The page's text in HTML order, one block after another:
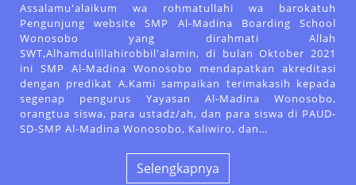
Assalamu'alaikum wa rohmatullahi wa barokatuh
Pengunjung website SMP Al-Madina Boarding School
Wonosobo yang dirahmati Allah
SWT,Alhamdulillahirobbil'alamin, di bulan Oktober 2021
ini SMP Al-Madina Wonosobo mendapatkan akreditasi
dengan predikat A.Kami sampaikan terimakasih kepada
segenap pengurus Yayasan Al-Madina Wonosobo,
orangtua siswa, para ustadz/ah, dan para siswa di PAUD-
SD-SMP Al-Madina Wonosobo, Kaliwiro, dan…
Selengkapnya